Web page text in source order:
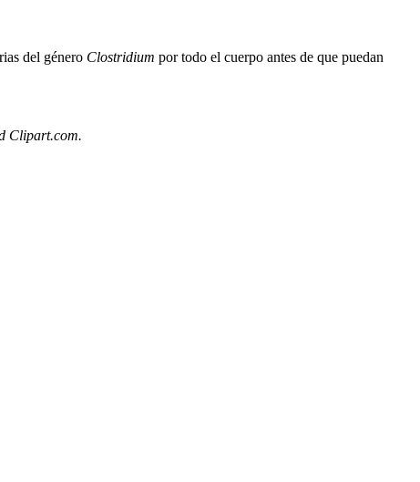
del género Clostridium por todo el cuerpo antes de que puedan
Clipart.com.